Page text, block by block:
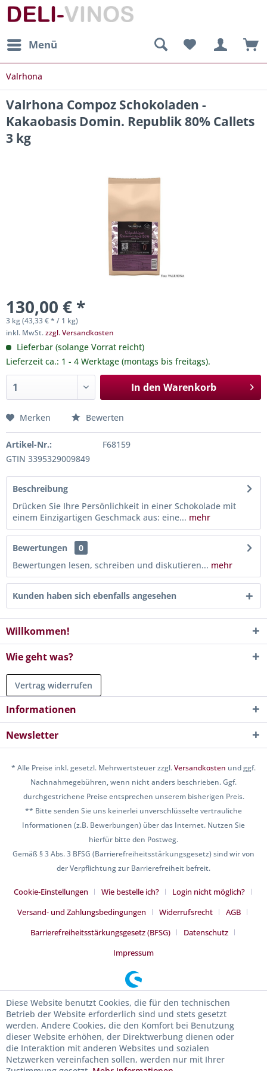
Menü
Valrhona
Valrhona Compoz Schokoladen -
Kakaobasis Domin. Republik 80% Callets
3 kg
130,00 € *
3 kg (43,33 € * / 1 kg)
inkl. MwSt.zzgl. Versandkosten
Lieferbar (solange Vorrat reicht)
Lieferzeit ca.: 1 - 4 Werktage (montags bis freitags).
In den Warenkorb
Merken Bewerten
Artikel-Nr.:
F68159
GTIN 3395329009849
Beschreibung
Drücken Sie Ihre Persönlichkeit in einer Schokolade mit
einem Einzigartigen Geschmack aus: eine... mehr
Bewertungen
0
Bewertungen lesen, schreiben und diskutieren... mehr
Kunden haben sich ebenfalls angesehen
Willkommen!
Wie geht was?
Vertrag widerrufen
Informationen
Newsletter
* Alle Preise inkl. gesetzl. Mehrwertsteuer zzgl.Versandkosten und ggf.
Nachnahmegebühren, wenn nicht anders beschrieben. Ggf.
durchgestrichene Preise entsprechen unserem bisherigen Preis.
** Bitte senden Sie uns keinerlei unverschlüsselte vertrauliche
Informationen (z.B. Bewerbungen) über das Internet. Nutzen Sie
hierfür bitte den Postweg.
Gemäß § 3 Abs. 3 BFSG (Barrierefreiheitsstärkungsgesetz) sind wir von
der Verpflichtung zur Barrierefreiheit befreit.
Cookie-Einstellungen Wie bestelle ich?
Login nicht möglich?
Versand- und Zahlungsbedingungen
Widerrufsrecht
AGB
Barrierefreiheitsstärkungsgesetz (BFSG)
Datenschutz
Impressum
Diese Website benutzt Cookies, die für den technischen
Betrieb der Website erforderlich sind und stets gesetzt
werden. Andere Cookies, die den Komfort bei Benutzung
dieser Website erhöhen, der Direktwerbung dienen oder
die Interaktion mit anderen Websites und sozialen
Netzwerken vereinfachen sollen, werden nur mit Ihrer